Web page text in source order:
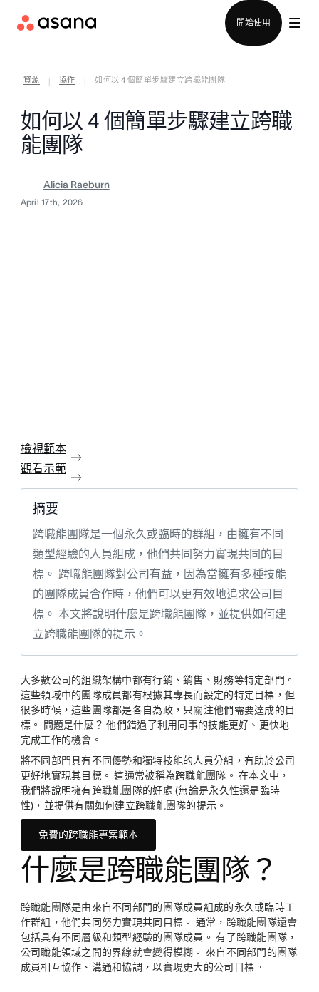
開始使用
資源 協作 如何以 4 個簡單步驟建立跨職能團隊
如何以 4 個簡單步驟建立跨職
能團隊
Alicia Raeburn
April 17th, 2026
檢視範本
觀看示範
摘要
跨職能團隊是一個永久或臨時的群組，由擁有不同
類型經驗的人員組成，他們共同努力實現共同的目
標。 跨職能團隊對公司有益，因為當擁有多種技能
的團隊成員合作時，他們可以更有效地追求公司目
標。 本文將說明什麼是跨職能團隊，並提供如何建
立跨職能團隊的提示。
大多數公司的組織架構中都有行銷、銷售、財務等特定部門。
這些領域中的團隊成員都有根據其專長而設定的特定目標，但
很多時候，這些團隊都是各自為政，只關注他們需要達成的目
標。 問題是什麼？ 他們錯過了利用同事的技能更好、更快地
完成工作的機會。
將不同部門具有不同優勢和獨特技能的人員分組，有助於公司
更好地實現其目標。 這通常被稱為跨職能團隊。 在本文中，
我們將說明擁有跨職能團隊的好處 (無論是永久性還是臨時
性)，並提供有關如何建立跨職能團隊的提示。
免費的跨職能專案範本
什麼是跨職能團隊？
跨職能團隊是由來自不同部門的團隊成員組成的永久或臨時工
作群組，他們共同努力實現共同目標。 通常，跨職能團隊還會
包括具有不同層級和類型經驗的團隊成員。 有了跨職能團隊，
公司職能領域之間的界線就會變得模糊。 來自不同部門的團隊
成員相互協作、溝通和協調，以實現更大的公司目標。